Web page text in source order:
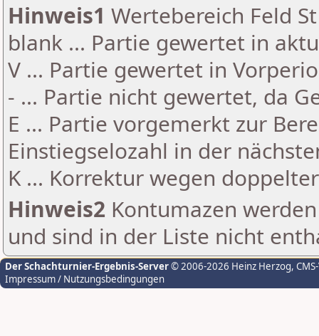
Hinweis1 Wertebereich Feld
blank ... Partie gewertet in
V ... Partie gewertet in
- ... Partie nicht gewertet, da
E ... Partie vorgemerkt zur
Einstiegselozahl in der
K ... Korrektur wegen
Hinweis2 Kontumazen
und sind in der Liste nicht
Der Schachturnier-Ergebnis-Server© 2006-2026 Heinz Herzog,
Impressum / Nutzungsbedingungen